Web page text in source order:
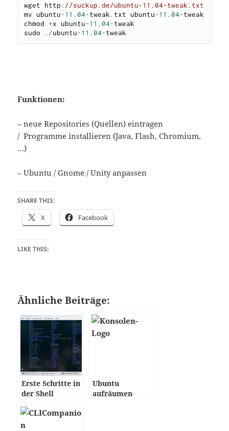
wget http: //suckup.de/ubuntu-11.04-tweak.txt
mv ubuntu-11.04-tweak . txt ubuntu-11.04-tweak
chmod +x ubuntu-11.04-tweak
sudo
./ubuntu-11.04-tweak
Funktionen:
– neue Repositories (Quellen) eintragen
/ Programme installieren (Java, Flash, Chromium,
…)
– Ubuntu / Gnome / Unity anpassen
SHARE THIS:
X Facebook
LIKE THIS:
Ähnliche Beiträge:
Erste Schritte in
der Shell
Ubuntu
aufräumen